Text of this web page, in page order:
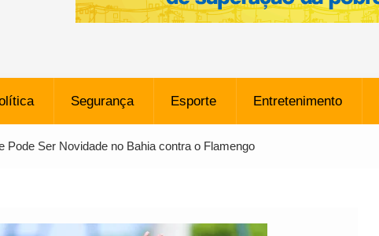
morreu após ataque
sem restrições e pode
o Vasco
SpaceX Colide com a Lua
Metros, Afirma a Nasa
Segurança Esporte Entretenimento
Pode Ser Novidade no Bahia contra o Flamengo